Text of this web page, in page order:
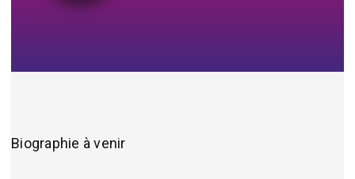
Biographie à venir